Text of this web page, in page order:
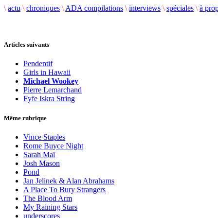
\ actu \ chroniques \ ADA compilations \ interviews \ spéciales \ à
Articles suivants
Pendentif
Girls in Hawaii
Michael Wookey
Pierre Lemarchand
Fyfe Iskra String
Même rubrique
Vince Staples
Rome Buyce Night
Sarah Maï
Josh Mason
Pond
Jan Jelinek & Alan Abrahams
A Place To Bury Strangers
The Blood Arm
My Raining Stars
underscores